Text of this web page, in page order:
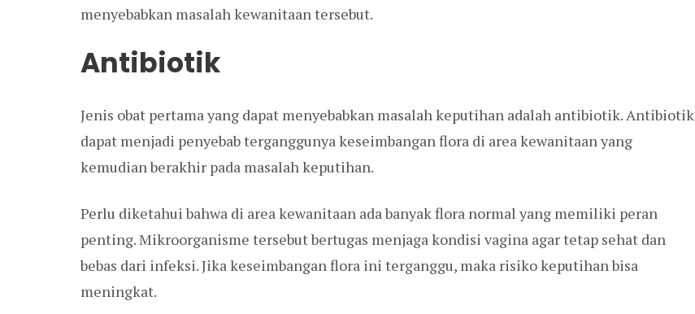
menyebabkan masalah kewanitaan tersebut.
Antibiotik
Jenis obat pertama yang dapat menyebabkan masalah keputihan adalah antibiotik. Antibiotik
dapat menjadi penyebab terganggunya keseimbangan flora di area kewanitaan yang
kemudian berakhir pada masalah keputihan.
Perlu diketahui bahwa di area kewanitaan ada banyak flora normal yang memiliki peran
penting. Mikroorganisme tersebut bertugas menjaga kondisi vagina agar tetap sehat dan
bebas dari infeksi. Jika keseimbangan flora ini terganggu, maka risiko keputihan bisa
meningkat.